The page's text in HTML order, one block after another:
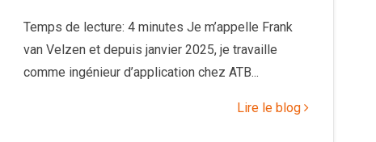
Temps de lecture: 4 minutes Je m’appelle Frank
van Velzen et depuis janvier 2025, je travaille
comme ingénieur d’application chez ATB...
Lire le blog